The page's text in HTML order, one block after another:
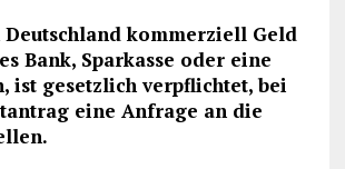
Deutschland kommerziell Geld
Bank, Sparkasse oder eine
ist gesetzlich verpflichtet, bei
eine Anfrage an die